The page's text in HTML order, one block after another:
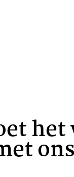
het